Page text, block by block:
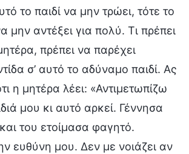
το παιδί να μην τρώει, τότε το
μην αντέξει για πολύ. Τι πρέπει
πρέπει να παρέχει
σ’ αυτό το αδύναμο παιδί. Ας
η μητέρα λέει: «Αντιμετωπίζω
μου κι αυτό αρκεί. Γέννησα
του ετοίμασα φαγητό.
ευθύνη μου. Δεν με νοιάζει αν